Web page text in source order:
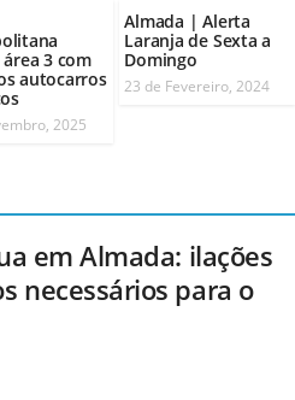
3 com
autocarros
2025
Almada | Alerta
Laranja de Sexta a
Domingo
23 de Fevereiro, 2024
em Almada: ilações
necessários para o